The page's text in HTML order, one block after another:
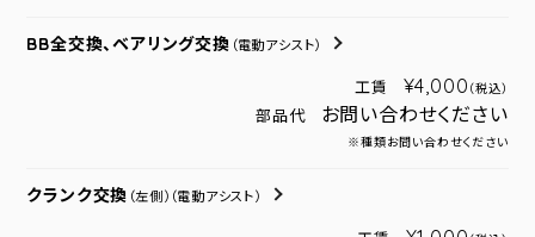
BB全交換、ベアリング交換 （電動アシスト）
工賃 ¥4,000 （税込）
部品代 お問い合わせください
※種類お問い合わせください
クランク交換 （左側） （電動アシスト）